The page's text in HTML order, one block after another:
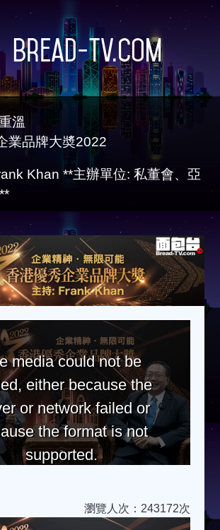
Bread-TV.com
溫
業品牌大奬2022
Khan **主辦單位: 私董會、亞
media could not be
either because the
or network failed or
the format is not
supported.
瀏覽人次：243172次